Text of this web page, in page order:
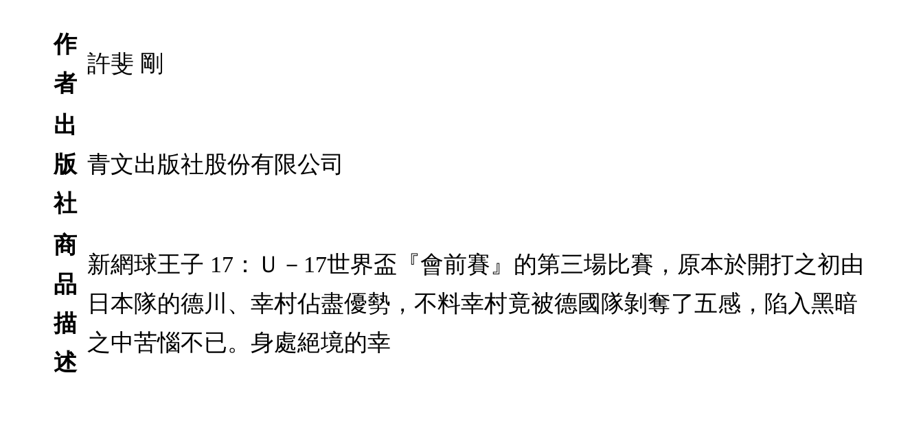
作
者
許斐 剛
出
版
社
青文出版社股份有限公司
商
品
描
述
新網球王子 17：Ｕ－17世界盃『會前賽』的第三場比賽，原本於開打之初由
日本隊的德川、幸村佔盡優勢，不料幸村竟被德國隊剝奪了五感，陷入黑暗
之中苦惱不已。身處絕境的幸